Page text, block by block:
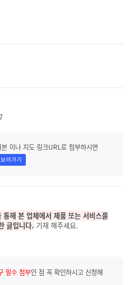
이나 지도 링크URL로 첨부하시면
러가기
해 본 업체에서 제품 또는 서비스를
글입니다. 기재 해주세요.
필수 첨부인 점 꼭 확인하시고 신청해